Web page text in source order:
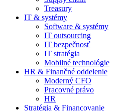
Treasury
IT & systémy
Software & systémy
IT outsourcing
IT bezpečnosť
IT stratégia
Mobilné technológie
HR & Finančné oddelenie
Moderný CFO
Pracovné právo
HR
Stratégia & Financovanie